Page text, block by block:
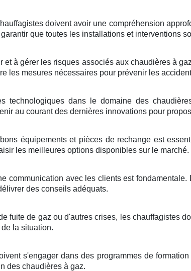
doivent avoir une compréhension
que toutes les installations et interventions
et à gérer les risques associés aux chaudières à
les mesures nécessaires pour prévenir les
technologiques dans le domaine des
au courant des dernières innovations pour
équipements et pièces de rechange est
les meilleures options disponibles sur le marché.
communication avec les clients est
des conseils adéquats.
fuite de gaz ou d'autres crises, les chauffagistes
la situation.
s'engager dans des programmes de
des chaudières à gaz.